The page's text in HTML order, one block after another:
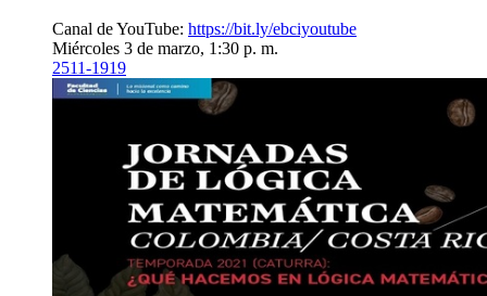
Canal de YouTube: https://bit.ly/ebciyoutube
Miércoles 3 de marzo, 1:30 p. m.
2511-1919